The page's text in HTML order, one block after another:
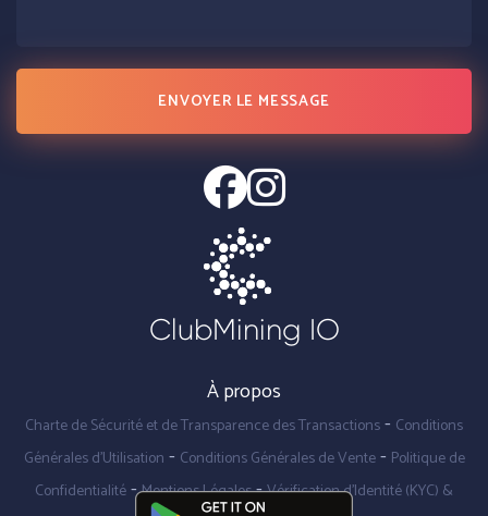
ENVOYER LE MESSAGE
ClubMining IO
À propos
Charte de Sécurité et de Transparence des Transactions- Conditions
Générales d'Utilisation - Conditions Générales de Vente- Politique de
Confidentialité-Mentions Légales-Vérification d'Identité (KYC) &